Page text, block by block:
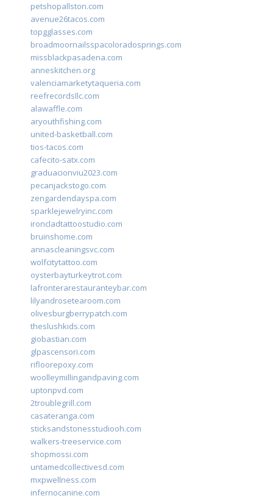
petshopallston.com
avenue26tacos.com
topgglasses.com
broadmoornailsspacoloradosprings.com
missblackpasadena.com
anneskitchen.org
valenciamarketytaqueria.com
reefrecordsllc.com
alawaffle.com
aryouthfishing.com
united-basketball.com
tios-tacos.com
cafecito-satx.com
graduacionviu2023.com
pecanjackstogo.com
zengardendayspa.com
sparklejewelryinc.com
ironcladtattoostudio.com
bruinshome.com
annascleaningsvc.com
wolfcitytattoo.com
oysterbayturkeytrot.com
lafronterarestauranteybar.com
lilyandrosetearoom.com
olivesburgberrypatch.com
theslushkids.com
giobastian.com
glpascensori.com
rifloorepoxy.com
woolleymillingandpaving.com
uptonpvd.com
2troublegrill.com
casateranga.com
sticksandstonesstudiooh.com
walkers-treeservice.com
shopmossi.com
untamedcollectivesd.com
mxpwellness.com
infernocanine.com